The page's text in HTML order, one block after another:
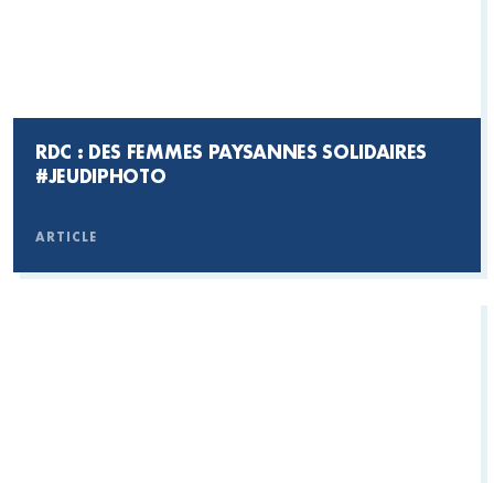
RDC : DES FEMMES PAYSANNES SOLIDAIRES
#JEUDIPHOTO
ARTICLE